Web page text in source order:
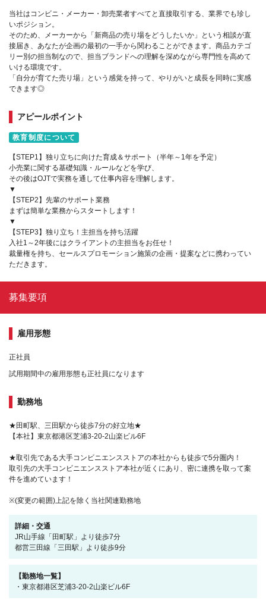
当社はコンビニ・メーカー・卸売業者すべてと直接取引する、業界でも珍し
いポジション。
そのため、メーカーから「新商品の売り場をどうしたいか」という相談が直
接届き、あなたが企画の最初の一手から関わることができます。商品カテゴ
リー別の担当制なので、担当ブランドへの理解を深めながら専門性を高めて
いける環境です。
「自分が育てた売り場」という感覚を持って、やりがいと成長を同時に実感
できます◎
アピールポイント
教育制度について
【STEP1】独り立ちに向けた育成＆サポート（半年～1年を予定）
小売業に関する基礎知識・ルールなどを学び、
その後はOJTで実務を通して仕事内容を理解します。
▼
【STEP2】先輩のサポート業務
まずは簡単な業務からスタートします！
▼
【STEP3】独り立ち！主担当を持ち活躍
入社1～2年後にはクライアントの主担当をお任せ！
裁量権を持ち、セールスプロモーション施策の企画・提案などに携わってい
ただきます。
募集要項
雇用形態
正社員
試用期間中の雇用形態も正社員になります
勤務地
★田町駅、三田駅から徒歩7分の好立地★
【本社】東京都港区芝浦3-20-2山楽ビル6F
★取引先である大手コンビニエンスストアの本社からも徒歩で5分圏内！
取引先の大手コンビニエンスストア本社が近くにあり、密に連携を取って案
件を進めています！
※(変更の範囲)上記を除く当社関連勤務地
詳細・交通
JR山手線「田町駅」より徒歩7分
都営三田線「三田駅」より徒歩9分
【勤務地一覧】
・東京都港区芝浦3-20-2山楽ビル6F